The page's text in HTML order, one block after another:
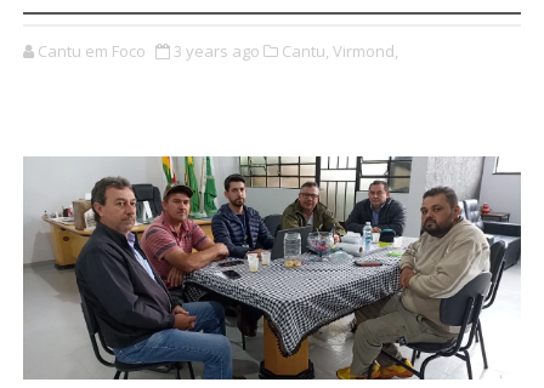
Cantu em Foco 3 years ago Cantu, Virmond,